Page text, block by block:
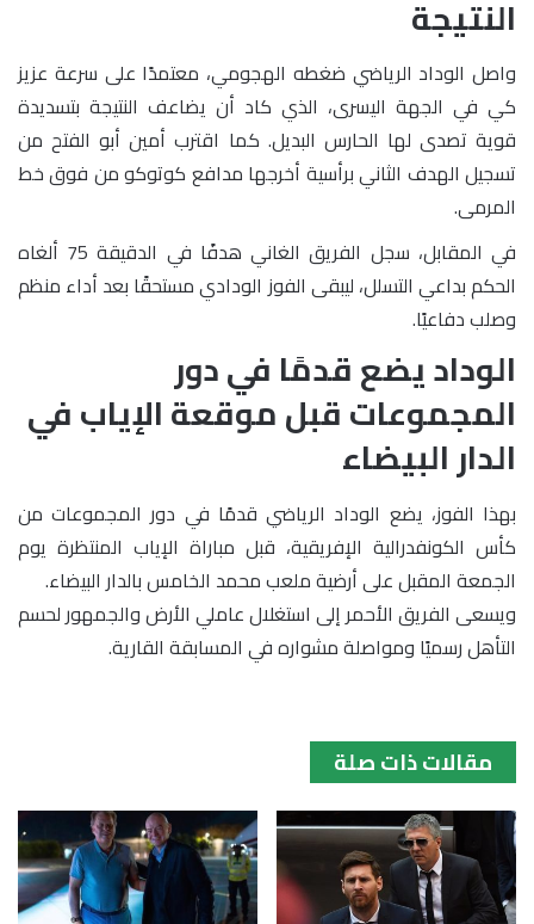
النتيجة
واصل الوداد الرياضي ضغطه الهجومي، معتمدًا على سرعة عزيز
كي في الجهة اليسرى، الذي كاد أن يضاعف النتيجة بتسديدة
قوية تصدى لها الحارس البديل. كما اقترب أمين أبو الفتح من
تسجيل الهدف الثاني برأسية أخرجها مدافع كوتوكو من فوق خط
المرمى.
في المقابل، سجل الفريق الغاني هدفًا في الدقيقة 75 ألغاه
الحكم بداعي التسلل، ليبقى الفوز الودادي مستحقًا بعد أداء منظم
وصلب دفاعيًا.
الوداد يضع قدمًا في دور
المجموعات قبل موقعة الإياب في
الدار البيضاء
بهذا الفوز، يضع الوداد الرياضي قدمًا في دور المجموعات من
كأس الكونفدرالية الإفريقية، قبل مباراة الإياب المنتظرة يوم
الجمعة المقبل على أرضية ملعب محمد الخامس بالدار البيضاء.
ويسعى الفريق الأحمر إلى استغلال عاملي الأرض والجمهور لحسم
التأهل رسميًا ومواصلة مشواره في المسابقة القارية.
مقالات ذات صلة